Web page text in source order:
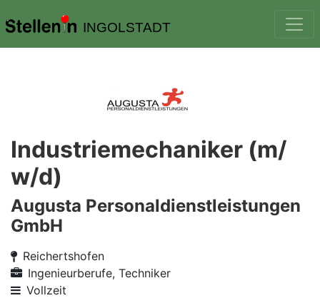
INGOLSTADT
Industriemechaniker (m/
w/d)
Augusta Personaldienstleistungen
GmbH
Reichertshofen
Ingenieurberufe, Techniker
Vollzeit